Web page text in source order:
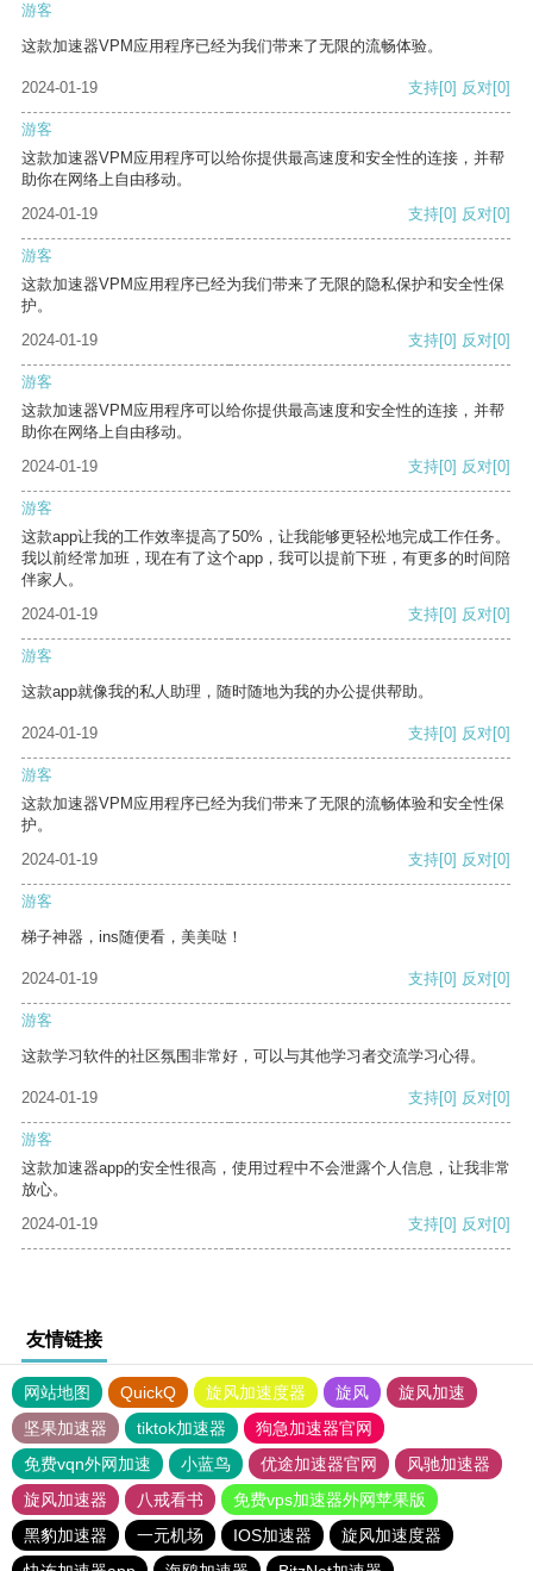
游客
这款加速器VPM应用程序已经为我们带来了无限的流畅体验。
2024-01-19 支持[0] 反对[0]
游客
这款加速器VPM应用程序可以给你提供最高速度和安全性的连接，并帮
助你在网络上自由移动。
2024-01-19
支持[0] 反对[0]
游客
这款加速器VPM应用程序已经为我们带来了无限的隐私保护和安全性保
护。
2024-01-19
支持[0] 反对[0]
游客
这款加速器VPM应用程序可以给你提供最高速度和安全性的连接，并帮
助你在网络上自由移动。
2024-01-19
支持[0] 反对[0]
游客
这款app让我的工作效率提高了50%，让我能够更轻松地完成工作任务。
我以前经常加班，现在有了这个app，我可以提前下班，有更多的时间陪
伴家人。
2024-01-19
支持[0] 反对[0]
游客
这款app就像我的私人助理，随时随地为我的办公提供帮助。
2024-01-19 支持[0] 反对[0]
游客
这款加速器VPM应用程序已经为我们带来了无限的流畅体验和安全性保
护。
2024-01-19
支持[0] 反对[0]
游客
梯子神器，ins随便看，美美哒！
2024-01-19 支持[0] 反对[0]
游客
这款学习软件的社区氛围非常好，可以与其他学习者交流学习心得。
2024-01-19 支持[0] 反对[0]
游客
这款加速器app的安全性很高，使用过程中不会泄露个人信息，让我非常
放心。
2024-01-19
支持[0] 反对[0]
友情链接
网站地图 QuickQ 旋风加速度器 旋风
旋风加速
坚果加速器
tiktok加速器
狗急加速器官网
免费vqn外网加速
小蓝鸟 优途加速器官网
风驰加速器
旋风加速器
八戒看书
免费vps加速器外网苹果版
黑豹加速器
一元机场 IOS加速器
旋风加速度器